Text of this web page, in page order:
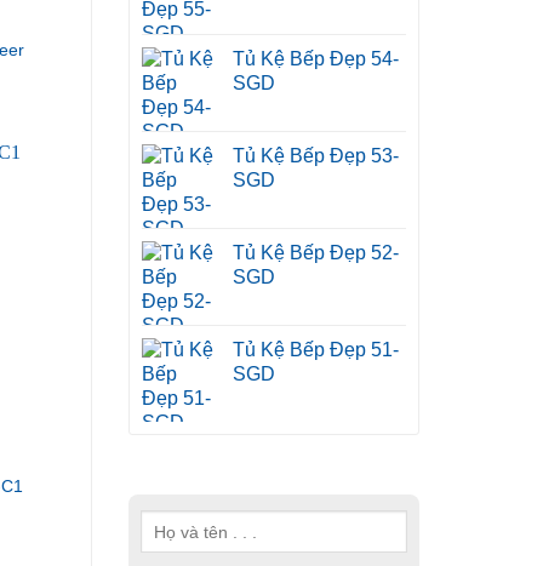
Tủ Kệ Bếp Đẹp 54-
SGD
Tủ Kệ Bếp Đẹp 53-
SGD
Tủ Kệ Bếp Đẹp 52-
SGD
Tủ Kệ Bếp Đẹp 51-
SGD